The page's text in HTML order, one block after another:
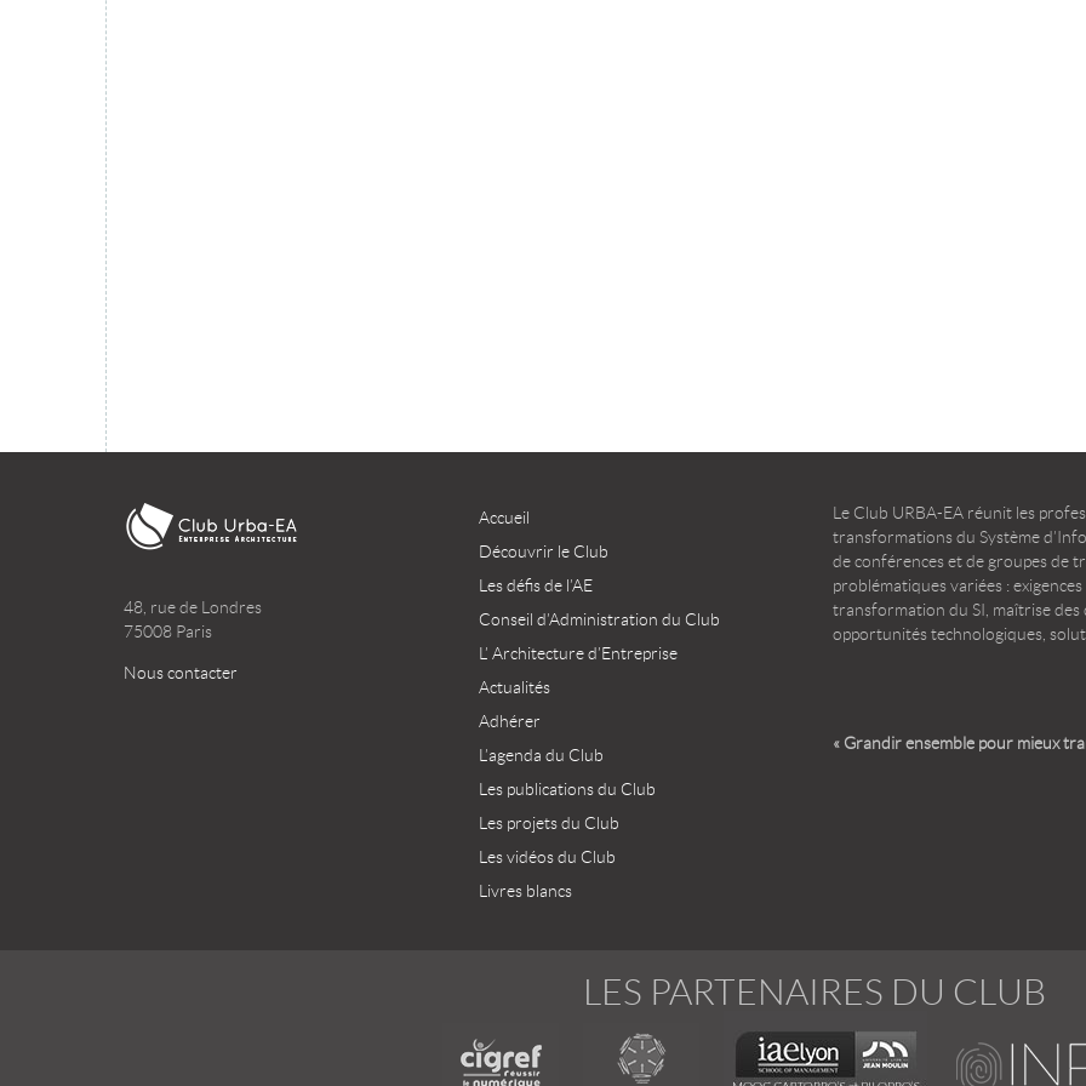
48, rue de Londres
75008 Paris
Nous contacter
Accueil
Découvrir le Club
Les défis de l’AE
Conseil d’Administration du Club
L’ Architecture d’Entreprise
Actualités
Adhérer
L’agenda du Club
Les publications du Club
Les projets du Club
Les vidéos du Club
Livres blancs
Le Club URBA-EA réunit les
transformations du Système
de conférences et de groupes de
problématiques variées :
transformation du SI, maîtrise des
opportunités technologiques,
« Grandir ensemble pour mieux
LES PARTENAIRES DU CLUB